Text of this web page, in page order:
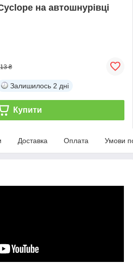
на автошнурівці
₴
Залишилось 2 дні
Купити
Доставка Оплата Умови